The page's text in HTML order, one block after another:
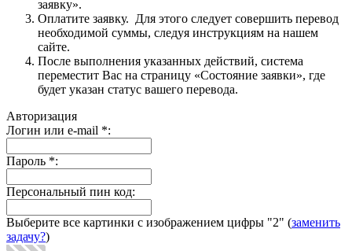
заявку».
Оплатите заявку. Для этого следует совершить перевод
необходимой суммы, следуя инструкциям на нашем
сайте.
После выполнения указанных действий, система
переместит Вас на страницу «Состояние заявки», где
будет указан статус вашего перевода.
Авторизация
Логин или e-mail *:
Пароль *:
Персональный пин код:
Выберите все картинки с изображением цифры "2" (заменить
задачу?)